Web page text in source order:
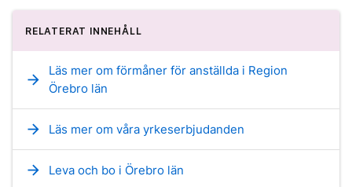
RELATERAT INNEHÅLL
arrow_forward
Läs mer om förmåner för anställda i Region
Örebro län
arrow_forward Läs mer om våra yrkeserbjudanden
arrow_forward Leva och bo i Örebro län